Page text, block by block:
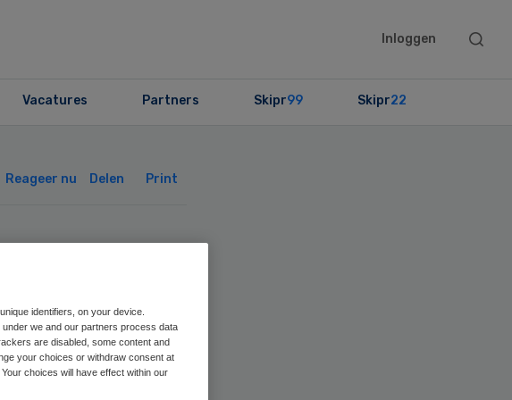
Inloggen
Search
Vacatures Partners Skipr99 Skipr22
Reageer nu Delen Print
no-
identifiers, on your device.
we and our partners process data
are disabled, some content and
your choices or withdraw consent at
choices will have effect within our